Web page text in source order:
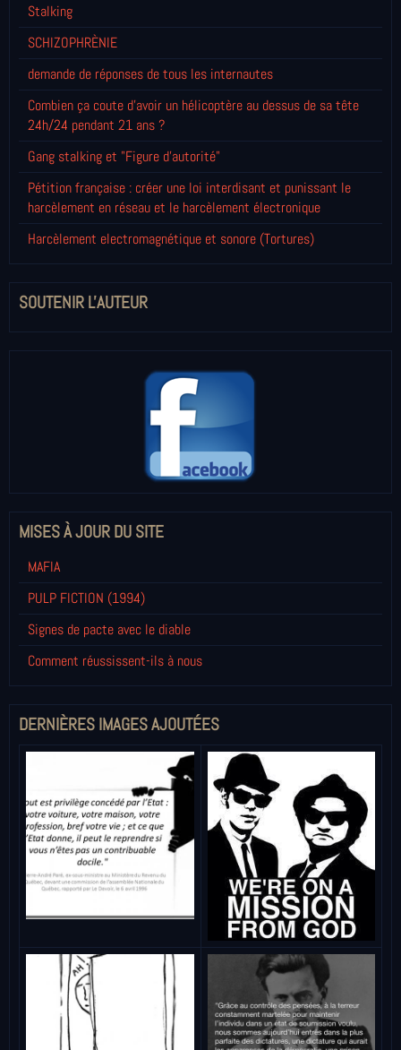
Stalking
SCHIZOPHRÈNIE
demande de réponses de tous les internautes
Combien ça coute d'avoir un hélicoptère au dessus de sa tête
24h/24 pendant 21 ans ?
Gang stalking et "Figure d'autorité"
Pétition française : créer une loi interdisant et punissant le
harcèlement en réseau et le harcèlement électronique
Harcèlement electromagnétique et sonore (Tortures)
SOUTENIR L'AUTEUR
MISES À JOUR DU SITE
MAFIA
PULP FICTION (1994)
Signes de pacte avec le diable
Comment réussissent-ils à nous
DERNIÈRES IMAGES AJOUTÉES